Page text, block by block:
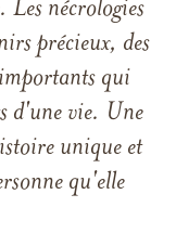
Les nécrologies
précieux, des
importants qui
d'une vie. Une
unique et
qu'elle